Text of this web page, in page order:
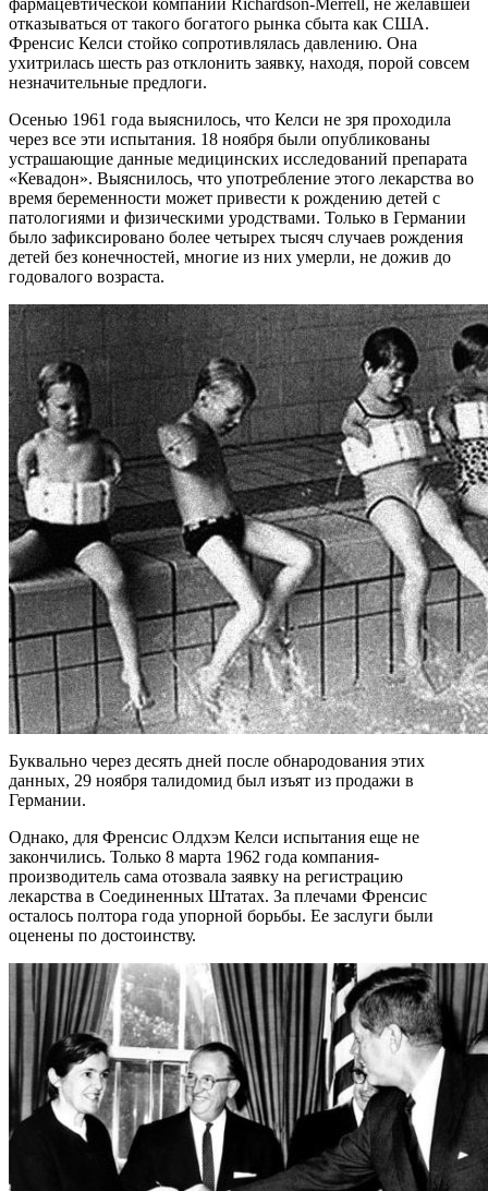
отказываться от такого богатого рынка сбыта как США.
Френсис Келси стойко сопротивлялась давлению. Она
ухитрилась шесть раз отклонить заявку, находя, порой совсем
незначительные предлоги.
Осенью 1961 года выяснилось, что Келси не зря проходила
через все эти испытания. 18 ноября были опубликованы
устрашающие данные медицинских исследований препарата
«Кевадон». Выяснилось, что употребление этого лекарства во
время беременности может привести к рождению детей с
патологиями и физическими уродствами. Только в Германии
было зафиксировано более четырех тысяч случаев рождения
детей без конечностей, многие из них умерли, не дожив до
годовалого возраста.
Буквально через десять дней после обнародования этих
данных, 29 ноября талидомид был изъят из продажи в
Германии.
Однако, для Френсис Олдхэм Келси испытания еще не
закончились. Только 8 марта 1962 года компания-
производитель сама отозвала заявку на регистрацию
лекарства в Соединенных Штатах. За плечами Френсис
осталось полтора года упорной борьбы. Ее заслуги были
оценены по достоинству.